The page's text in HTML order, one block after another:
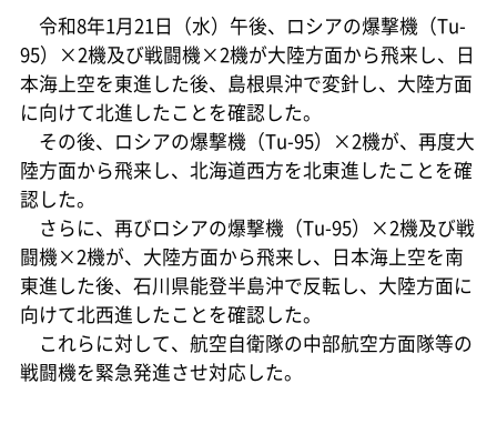
令和8年1月21日（水）午後、ロシアの爆撃機（Tu-
95）×2機及び戦闘機×2機が大陸方面から飛来し、日
本海上空を東進した後、島根県沖で変針し、大陸方面
に向けて北進したことを確認した。
その後、ロシアの爆撃機（Tu-95）×2機が、再度大
陸方面から飛来し、北海道西方を北東進したことを確
認した。
さらに、再びロシアの爆撃機（Tu-95）×2機及び戦
闘機×2機が、大陸方面から飛来し、日本海上空を南
東進した後、石川県能登半島沖で反転し、大陸方面に
向けて北西進したことを確認した。
これらに対して、航空自衛隊の中部航空方面隊等の
戦闘機を緊急発進させ対応した。